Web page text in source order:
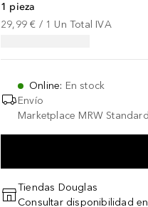
1 pieza
29,99 € / 1 Un Total IVA
Online: En stock
Envío
Marketplace MRW
Tiendas Douglas
Consultar disponibilidad